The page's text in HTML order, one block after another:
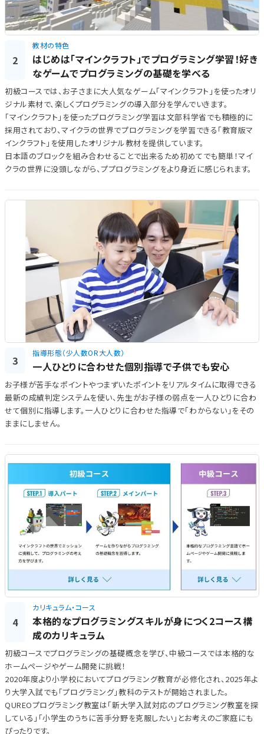
2
教材の特色
はじめは「マインクラフト」でプログラミング学習！好き
なゲームでプログラミングの基礎を学べる
初級コースでは、お子さまに大人気なゲーム「マインクラフト」を使ったオリ
ジナル素材で、楽しくプログラミングの導入部分を学んでいきます。
「マインクラフト」を使ったプログラミング学習は文部科学省でも積極的に
採用されており、マイクラの世界でプログラミングを学習できる「教育版マ
インクラフト」を使用したオリジナル教材を提供しています。
日本語のブロックを組み合わせることで出来るため初めてでも簡単！マイ
クラの世界に没頭しながら、ププログラミングをより身近に感じられます。
3
指導形態（少人数OR大人数）
一人ひとりに合わせた個別指導で子供でも安心
お子様が苦手なポイントやつまずいたポイントをリアルタイムに取得できる
最新の成績判定システムを使い、先生がお子様の弱点を一人ひとりに合わ
せて個別に指導します。一人ひとりに合わせた指導で「わからない」をその
ままにしません。
4
カリキュラム・コース
本格的なプログラミングスキルが身につく2コース構
成のカリキュラム
初級コースでプログラミングの基礎概念を学び、中級コースでは本格的な
ホームページやゲーム開発に挑戦！
2020年度より小学校においてプログラミング教育が必修化され、2025年よ
り大学入試でも「プログラミング」教科のテストが開始されました。
QUREOプログラミング教室は「新大学入試対応のプログラミング教室を探
している」「小学生のうちに苦手分野を克服したい」とお考えのご家庭にも
ぴったりです。